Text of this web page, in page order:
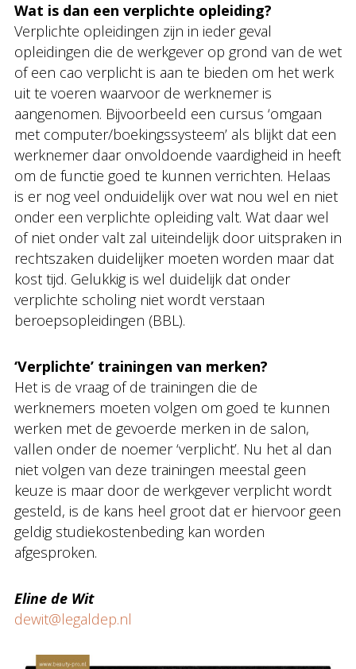
Wat is dan een verplichte opleiding?
Verplichte opleidingen zijn in ieder geval
opleidingen die de werkgever op grond van de wet
of een cao verplicht is aan te bieden om het werk
uit te voeren waarvoor de werknemer is
aangenomen. Bijvoorbeeld een cursus ‘omgaan
met computer/boekingssysteem’ als blijkt dat een
werknemer daar onvoldoende vaardigheid in heeft
om de functie goed te kunnen verrichten. Helaas
is er nog veel onduidelijk over wat nou wel en niet
onder een verplichte opleiding valt. Wat daar wel
of niet onder valt zal uiteindelijk door uitspraken in
rechtszaken duidelijker moeten worden maar dat
kost tijd. Gelukkig is wel duidelijk dat onder
verplichte scholing niet wordt verstaan
beroepsopleidingen (BBL).
‘Verplichte’ trainingen van merken?
Het is de vraag of de trainingen die de
werknemers moeten volgen om goed te kunnen
werken met de gevoerde merken in de salon,
vallen onder de noemer ‘verplicht’. Nu het al dan
niet volgen van deze trainingen meestal geen
keuze is maar door de werkgever verplicht wordt
gesteld, is de kans heel groot dat er hiervoor geen
geldig studiekostenbeding kan worden
afgesproken.
Eline de Wit
dewit@legaldep.nl